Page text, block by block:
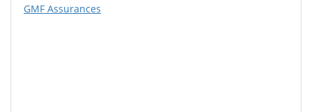
GMF Assurances